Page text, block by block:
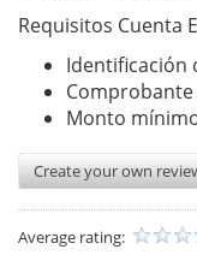
Requisitos Cuenta
Identificación
Monto
Create your own
Average rating: